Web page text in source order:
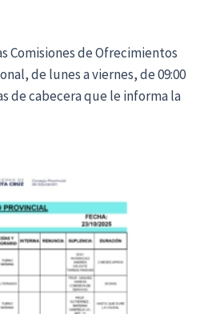
Comisiones de Ofrecimientos
de lunes a viernes, de 09:00
de cabecera que le informa la